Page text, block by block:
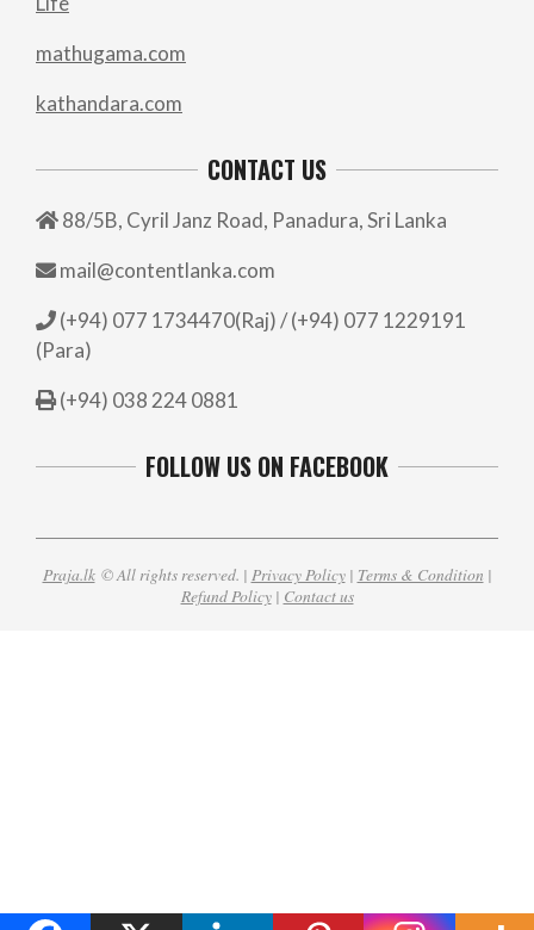
mathugama.com
kathandara.com
CONTACT US
88/5B, Cyril Janz Road, Panadura, Sri Lanka
mail@contentlanka.com
(+94) 077 1734470(Raj) / (+94) 077 1229191
(Para)
(+94) 038 224 0881
FOLLOW US ON FACEBOOK
Praja.lk© All rights reserved. | Privacy Policy| Terms & Condition |
Refund Policy| Contact us